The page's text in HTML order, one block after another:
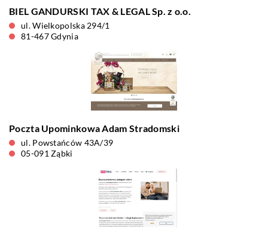
BIEL GANDURSKI TAX & LEGAL Sp. z o.o.
ul. Wielkopolska 294/1
81-467 Gdynia
Poczta Upominkowa Adam Stradomski
ul. Powstańców 43A/39
05-091 Ząbki